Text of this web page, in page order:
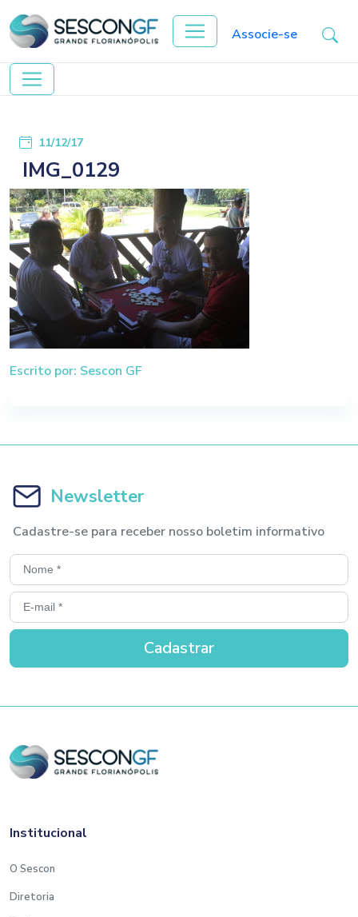
Associe-se
11/12/17
IMG_0129
Escrito por: Sescon GF
Newsletter
Cadastre-se para receber nosso boletim informativo
Institucional
O Sescon
Diretoria